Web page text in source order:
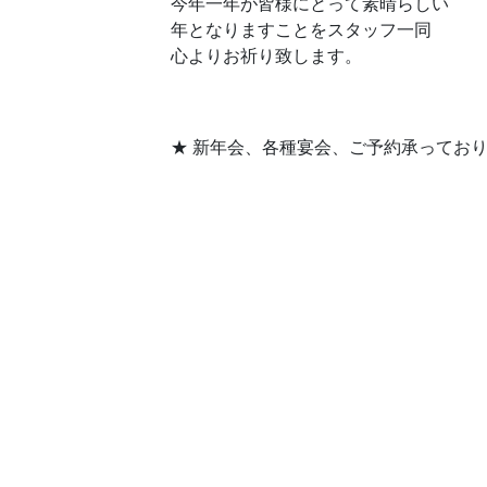
今年一年が皆様にとって素晴らしい
年となりますことをスタッフ一同
心よりお祈り致します。
★ 新年会、各種宴会、ご予約承ってお